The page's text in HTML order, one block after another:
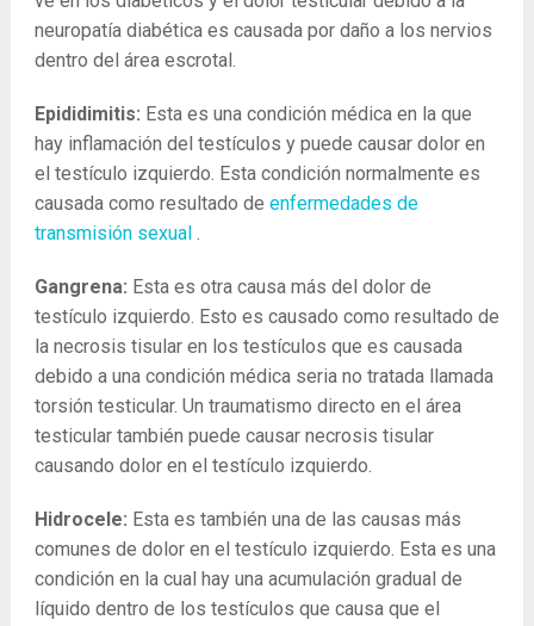
neuropatía diabética es causada por daño a los nervios
dentro del área escrotal.
Epididimitis: Esta es una condición médica en la que
hay inflamación del testículos y puede causar dolor en
el testículo izquierdo. Esta condición normalmente es
causada como resultado de enfermedades de
transmisión sexual .
Gangrena: Esta es otra causa más del dolor de
testículo izquierdo. Esto es causado como resultado de
la necrosis tisular en los testículos que es causada
debido a una condición médica seria no tratada llamada
torsión testicular. Un traumatismo directo en el área
testicular también puede causar necrosis tisular
causando dolor en el testículo izquierdo.
Hidrocele: Esta es también una de las causas más
comunes de dolor en el testículo izquierdo. Esta es una
condición en la cual hay una acumulación gradual de
líquido dentro de los testículos que causa que el